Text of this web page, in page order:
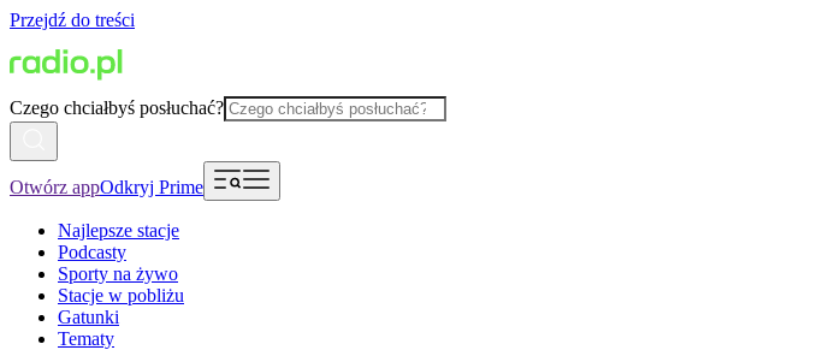
Przejdź do treści
Czego chciałbyś posłuchać?
Otwórz appOdkryj Prime
Najlepsze stacje
Podcasty
Sporty na żywo
Stacje w pobliżu
Gatunki
Tematy